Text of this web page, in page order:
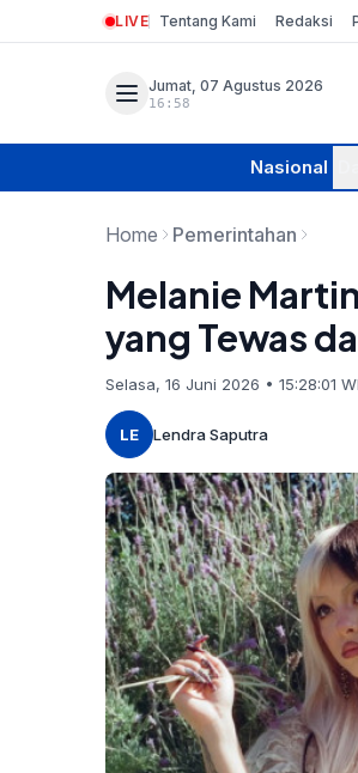
LIVE Tentang Kami Redaksi
Jumat, 07 Agustus 2026
16:58
Nasional
Home Pemerintahan
Melanie
yang Tewas
Selasa, 16 Juni 2026 • 15:28:01
LE Lendra Saputra